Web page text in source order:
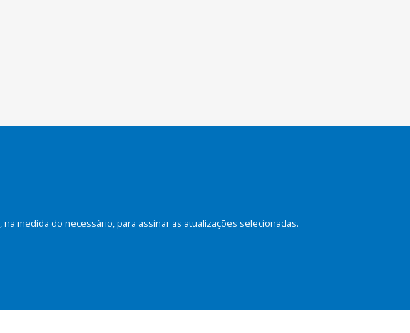
medida do necessário, para assinar as atualizações selecionadas.